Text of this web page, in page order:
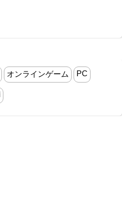
オンラインゲーム PC